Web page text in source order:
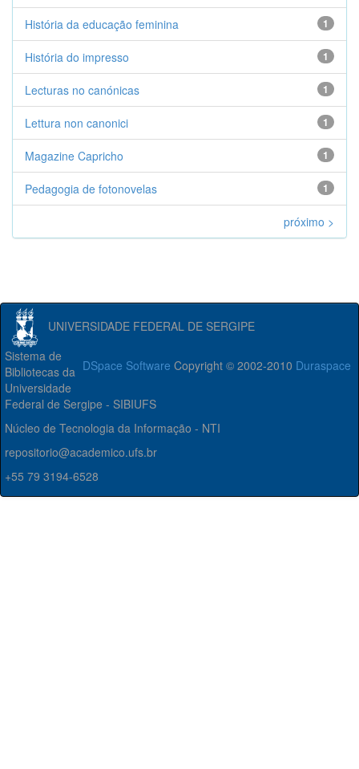
1
História da educação feminina
1
História do impresso
1
Lecturas no canónicas
1
Lettura non canonici
1
Magazine Capricho
1
Pedagogia de fotonovelas
próximo >
UNIVERSIDADE FEDERAL DE SERGIPE
DSpace Software Copyright © 2002-2010 Duraspace
Sistema de
Bibliotecas da
Universidade
Federal de Sergipe - SIBIUFS
Núcleo de Tecnologia da Informação - NTI
repositorio@academico.ufs.br
+55 79 3194-6528